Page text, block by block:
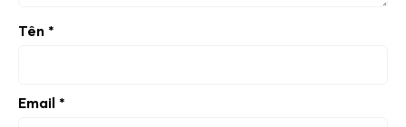
Tên *
Email *